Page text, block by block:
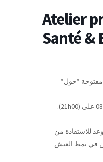
Atelier
Santé &
*يدعوكم للاستفادة من ورشة مفتوحة *حول
.(21h00) وذلك اليوم الاربعاء 08/02/2023 على
للاستفادة من
في نمط العيش